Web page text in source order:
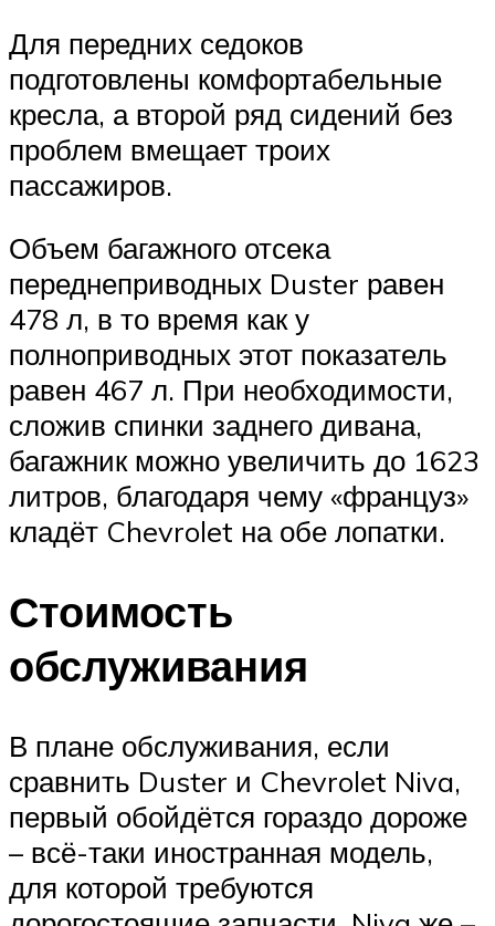
Для передних седоков
подготовлены комфортабельные
кресла, а второй ряд сидений без
проблем вмещает троих
пассажиров.
Объем багажного отсека
переднеприводных Duster равен
478 л, в то время как у
полноприводных этот показатель
равен 467 л. При необходимости,
сложив спинки заднего дивана,
багажник можно увеличить до 1623
литров, благодаря чему «француз»
кладёт Chevrolet на обе лопатки.
Стоимость
обслуживания
В плане обслуживания, если
сравнить Duster и Chevrolet Niva,
первый обойдётся гораздо дороже
– всё-таки иностранная модель,
для которой требуются